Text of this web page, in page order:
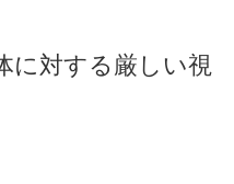
に対する厳しい視